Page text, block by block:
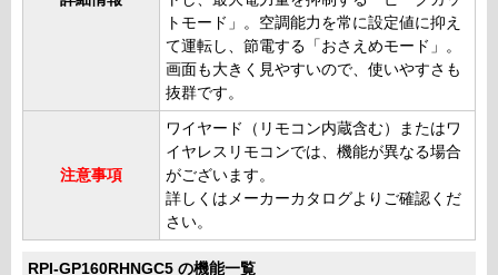
トモード」。空調能力を常に設定値に抑え
て運転し、節電する「おさえめモード」。
画面も大きく見やすいので、使いやすさも
抜群です。
注意事項
ワイヤード（リモコン内蔵含む）またはワ
イヤレスリモコンでは、機能が異なる場合
がございます。
詳しくはメーカーカタログよりご確認くだ
さい。
RPI-GP160RHNGC5 の機能一覧